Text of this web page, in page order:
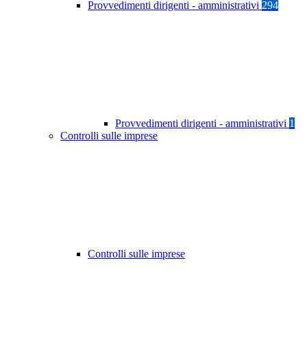
Provvedimenti dirigenti - amministrativi 294
Provvedimenti dirigenti - amministrativi 1
Controlli sulle imprese
Controlli sulle imprese